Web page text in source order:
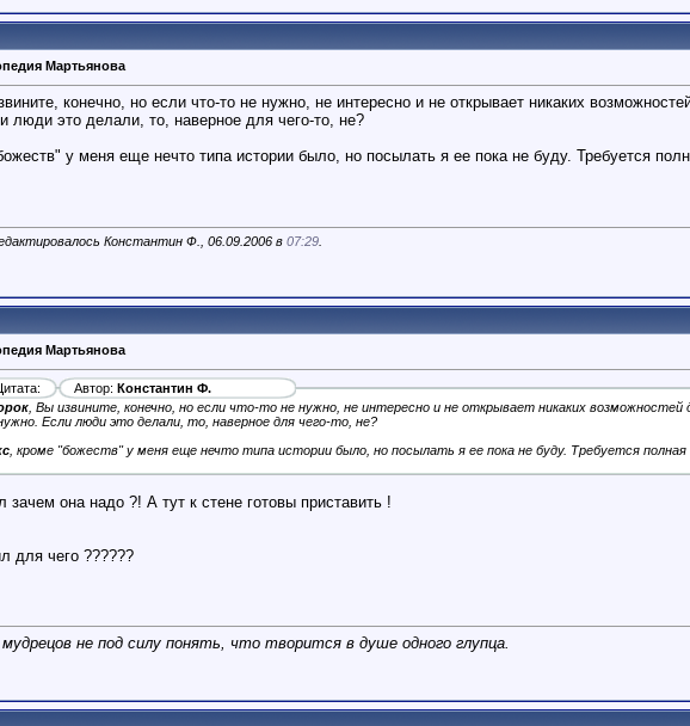
Мартьянова
конечно, но если что-то не нужно, не интересно и не открывает никаких
люди это делали, то, наверное для чего-то, не?
у меня еще нечто типа истории было, но посылать я ее пока не буду. Требуется
Константин Ф., 06.09.2006 в 07:29
Мартьянова
Цитата: Автор: Константин Ф.
, Вы извините, конечно, но если что-то не нужно, не интересно и не открывает никаких
Если люди это делали, то, наверное для чего-то, не?
, кроме "божеств" у меня еще нечто типа истории было, но посылать я ее пока не буду. Требуется полная
зачем она надо ?! А тут к стене готовы приставить !
для чего ??????
не под силу понять, что творится в душе одного глупца.